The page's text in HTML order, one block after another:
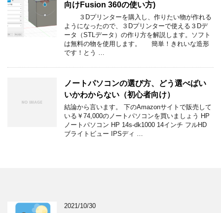
向けFusion 360の使い方)
３Dプリンターを購入し、作りたい物が作れる
ようになったので、３Dプリンターで使える３Dデ
ータ（STLデータ）の作り方を解説します。ソフト
は無料の物を使用します。 簡単！きれいな造形
です！とう …
ノートパソコンの選び方、どう選べばい
いかわからない（初心者向け）
結論から言います。 下のAmazonサイトで販売して
いる￥74,000のノートパソコンを買いましょう HP
ノートパソコン HP 14s-dk1000 14インチ フルHD
ブライトビュー IPSディ …
2021/10/30